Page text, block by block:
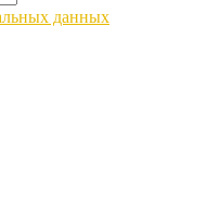
данных